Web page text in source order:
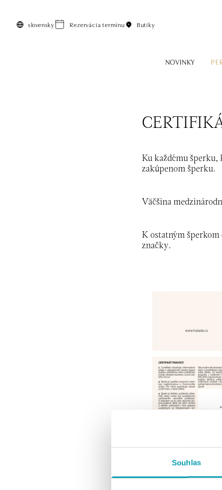
Souhlas
slovensky Rezervácia termínu Butiky
NOVINKY
Ku každému šperku,
zakúpenom šperku.
Väčšina
K ostatným
značky.
PUNCOVNÉ